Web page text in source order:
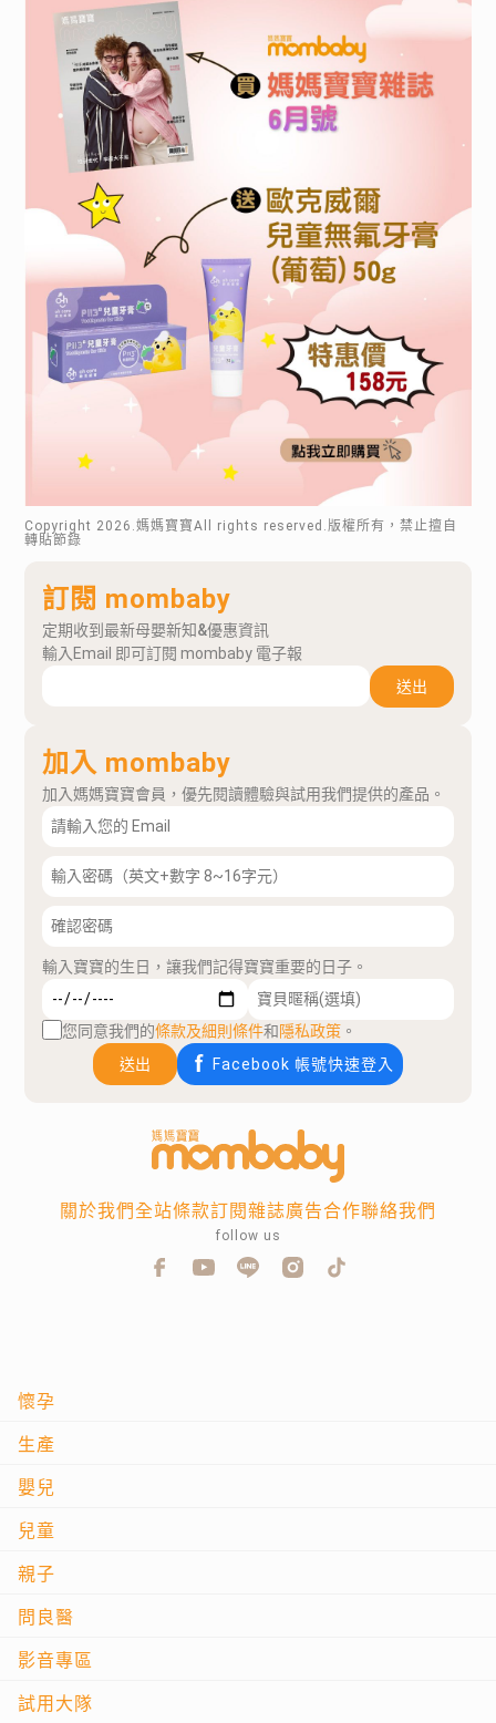
Copyright 2026 .媽媽寶寶All rights reserved.版權所有，禁止擅自
轉貼節錄
訂閱 mombaby
定期收到最新母嬰新知&優惠資訊
輸入Email 即可訂閱 mombaby 電子報
送出
加入 mombaby
加入媽媽寶寶會員，優先閱讀體驗與試用我們提供的產品。
輸入寶寶的生日，讓我們記得寶寶重要的日子。
您同意我們的條款及細則條件和隱私政策 。
送出
Facebook 帳號快速登入
懷孕
生產
嬰兒
兒童
親子
問良醫
影音專區
試用大隊
關於我們全站條款訂閱雜誌廣告合作聯絡我們
follow us